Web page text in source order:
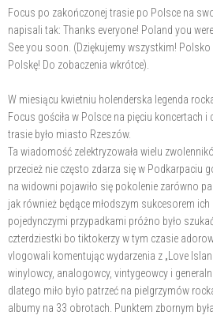
Focus po zakończonej trasie po Polsce na
napisali tak: Thanks everyone! Poland you
See you soon. (Dziękujemy wszystkim!
Polskę! Do zobaczenia wkrótce).
W miesiącu kwietniu holenderska legenda
Focus gościła w Polsce na pięciu koncertach
trasie było miasto Rzeszów.
Ta wiadomość zelektryzowała wielu
przecież nie często zdarza się w Podkarpaciu
na widowni pojawiło się pokolenie zarówno
jak również będące młodszym sukcesorem
pojedynczymi przypadkami próżno było
czterdziestki bo tiktokerzy w tym czasie
vlogowali komentując wydarzenia z „Love
winylowcy, analogowcy, vintygeowcy i
dlatego miło było patrzeć na pielgrzymów
albumy na 33 obrotach. Punktem zbornym